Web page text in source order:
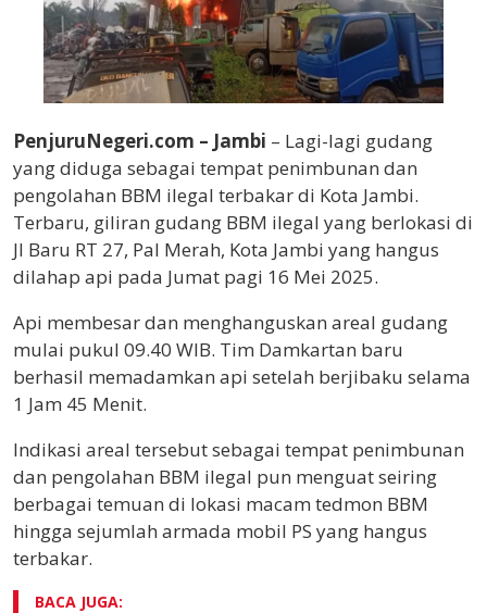
PenjuruNegeri.com – Jambi – Lagi-lagi gudang
yang diduga sebagai tempat penimbunan dan
pengolahan BBM ilegal terbakar di Kota Jambi.
Terbaru, giliran gudang BBM ilegal yang berlokasi di
Jl Baru RT 27, Pal Merah, Kota Jambi yang hangus
dilahap api pada Jumat pagi 16 Mei 2025.
Api membesar dan menghanguskan areal gudang
mulai pukul 09.40 WIB. Tim Damkartan baru
berhasil memadamkan api setelah berjibaku selama
1 Jam 45 Menit.
Indikasi areal tersebut sebagai tempat penimbunan
dan pengolahan BBM ilegal pun menguat seiring
berbagai temuan di lokasi macam tedmon BBM
hingga sejumlah armada mobil PS yang hangus
terbakar.
BACA JUGA: